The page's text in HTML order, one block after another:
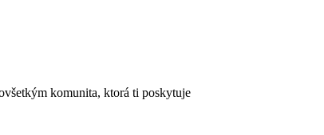
komunita, ktorá ti poskytuje